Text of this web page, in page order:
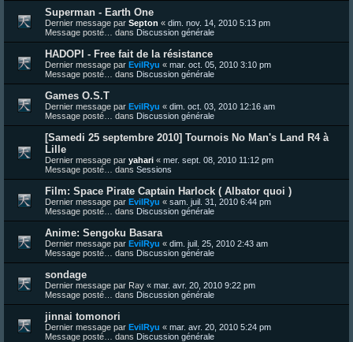
Superman - Earth One
Dernier message par Septon « dim. nov. 14, 2010 5:13 pm
Message posté… dans Discussion générale
HADOPI - Free fait de la résistance
Dernier message par EvilRyu « mar. oct. 05, 2010 3:10 pm
Message posté… dans Discussion générale
Games O.S.T
Dernier message par EvilRyu « dim. oct. 03, 2010 12:16 am
Message posté… dans Discussion générale
[Samedi 25 septembre 2010] Tournois No Man's Land R4 à
Lille
Dernier message par yahari « mer. sept. 08, 2010 11:12 pm
Message posté… dans Sessions
Film: Space Pirate Captain Harlock ( Albator quoi )
Dernier message par EvilRyu « sam. juil. 31, 2010 6:44 pm
Message posté… dans Discussion générale
Anime: Sengoku Basara
Dernier message par EvilRyu « dim. juil. 25, 2010 2:43 am
Message posté… dans Discussion générale
sondage
Dernier message par Ray « mar. avr. 20, 2010 9:22 pm
Message posté… dans Discussion générale
jinnai tomonori
Dernier message par EvilRyu « mar. avr. 20, 2010 5:24 pm
Message posté… dans Discussion générale